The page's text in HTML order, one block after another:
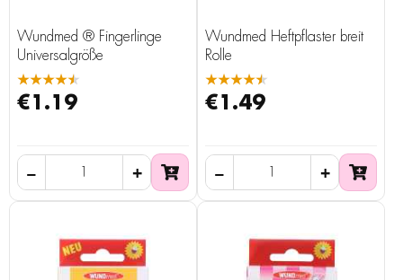
Wundmed ® Fingerlinge
Universalgröße
★★★★★
€1.19
Wundmed Heftpflaster breit
Rolle
★★★★★
€1.49